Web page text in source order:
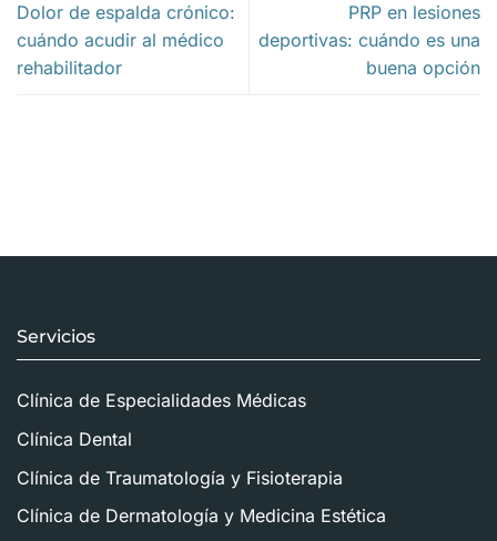
Dolor de espalda crónico:
cuándo acudir al médico
rehabilitador
PRP en lesiones
deportivas: cuándo es una
buena opción
Servicios
Clínica de Especialidades Médicas
Clínica Dental
Clínica de Traumatología y Fisioterapia
Clínica de Dermatología y Medicina Estética